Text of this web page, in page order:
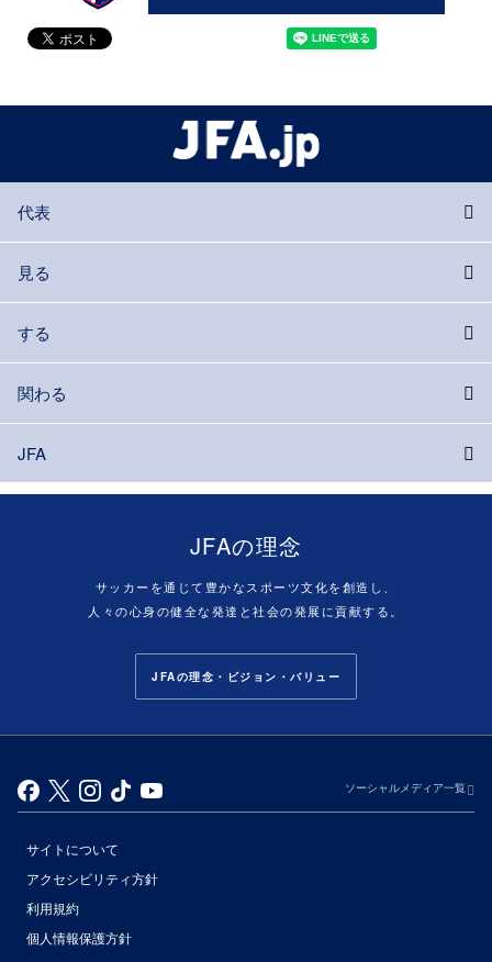
代表
見る
する
関わる
JFA
JFAの理念
サッカーを通じて豊かなスポーツ文化を創造し、
人々の心身の健全な発達と社会の発展に貢献する。
JFAの理念・ビジョン・バリュー
ソーシャルメディア一覧
サイトについて
アクセシビリティ方針
利用規約
個人情報保護方針